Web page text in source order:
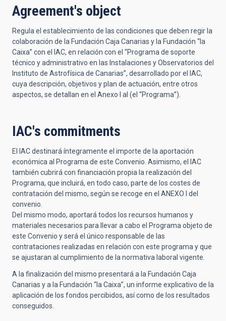
Agreement's object
Regula el establecimiento de las condiciones que deben regir la
colaboración de la Fundación Caja Canarias y la Fundación “la
Caixa” con el IAC, en relación con el “Programa de soporte
técnico y administrativo en las Instalaciones y Observatorios del
Instituto de Astrofísica de Canarias”, desarrollado por el IAC,
cuya descripción, objetivos y plan de actuación, entre otros
aspectos, se detallan en el Anexo I al (el “Programa”).
IAC's commitments
El IAC destinará íntegramente el importe de la aportación
económica al Programa de este Convenio. Asimismo, el IAC
también cubrirá con financiación propia la realización del
Programa, que incluirá, en todo caso, parte de los costes de
contratación del mismo, según se recoge en el ANEXO I del
convenio.
Del mismo modo, aportará todos los recursos humanos y
materiales necesarios para llevar a cabo el Programa objeto de
este Convenio y será el único responsable de las
contrataciones realizadas en relación con este programa y que
se ajustaran al cumplimiento de la normativa laboral vigente.
A la finalización del mismo presentará a la Fundación Caja
Canarias y a la Fundación “la Caixa”, un informe explicativo de la
aplicación de los fondos percibidos, así como de los resultados
conseguidos.